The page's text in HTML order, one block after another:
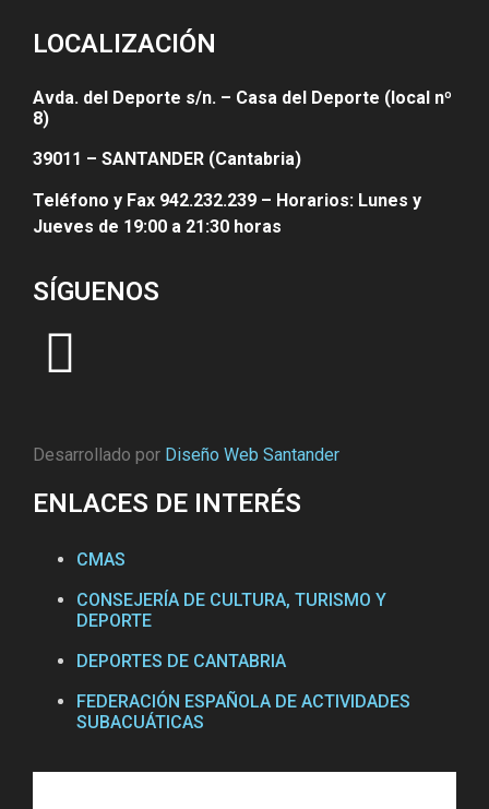
LOCALIZACIÓN
Avda. del Deporte s/n. – Casa del Deporte (local nº
8)
39011 – SANTANDER (Cantabria)
Teléfono y Fax 942.232.239 – Horarios: Lunes y
Jueves de 19:00 a 21:30 horas
SÍGUENOS
Desarrollado por Diseño Web Santander
ENLACES DE INTERÉS
CMAS
CONSEJERÍA DE CULTURA, TURISMO Y
DEPORTE
DEPORTES DE CANTABRIA
FEDERACIÓN ESPAÑOLA DE ACTIVIDADES
SUBACUÁTICAS